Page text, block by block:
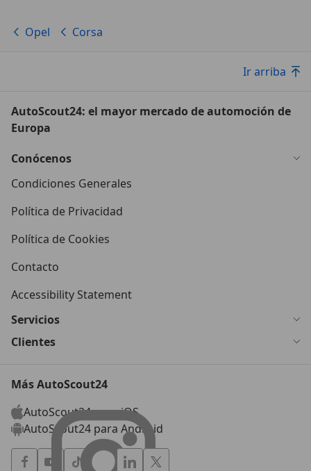
Opel Corsa
Ir arriba
AutoScout24: el mayor mercado de automoción de
Europa
Conócenos
Condiciones Generales
Política de Privacidad
Política de Cookies
Contacto
Accessibility Statement
Servicios
Clientes
Más AutoScout24
AutoScout24 para iOS
AutoScout24 para Android